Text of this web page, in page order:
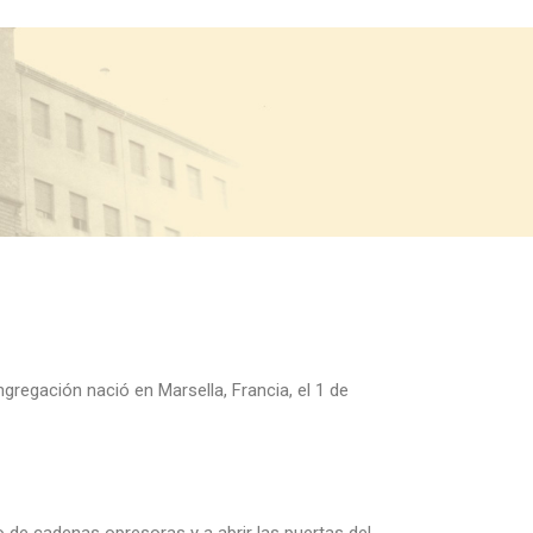
nació en Marsella, Francia, el 1 de